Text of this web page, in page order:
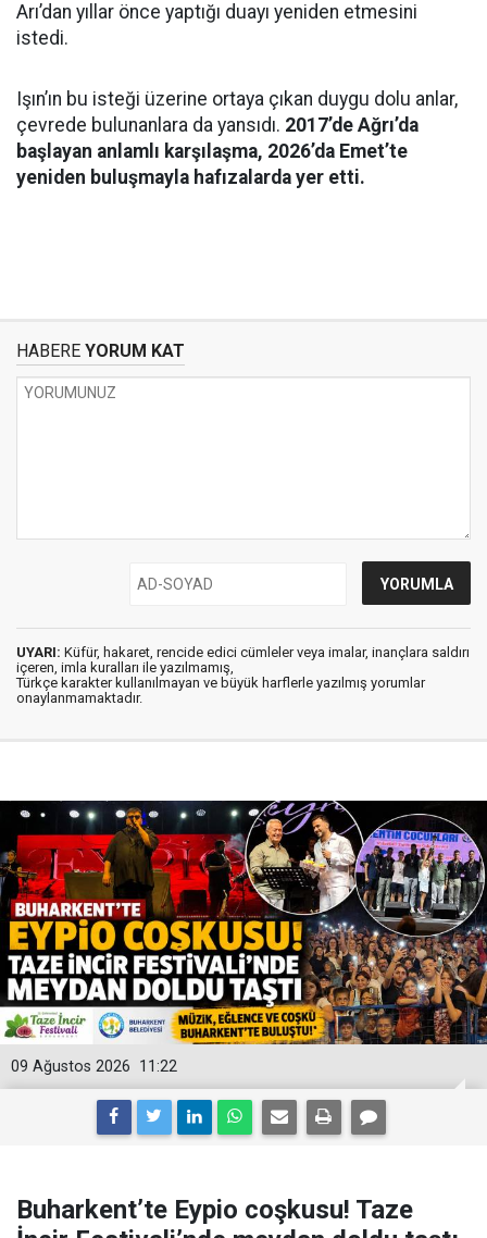
Arı’dan yıllar önce yaptığı duayı yeniden etmesini
istedi.
Işın’ın bu isteği üzerine ortaya çıkan duygu dolu anlar,
çevrede bulunanlara da yansıdı. 2017’de Ağrı’da
başlayan anlamlı karşılaşma, 2026’da Emet’te
yeniden buluşmayla hafızalarda yer etti.
HABERE YORUM KAT
UYARI: Küfür, hakaret, rencide edici cümleler veya imalar, inançlara saldırı
içeren, imla kuralları ile yazılmamış,
Türkçe karakter kullanılmayan ve büyük harflerle yazılmış yorumlar
onaylanmamaktadır.
11:22
09 Ağustos 2026
Buharkent’te Eypio coşkusu! Taze